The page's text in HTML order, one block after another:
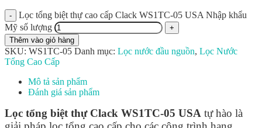
Lọc tổng biệt thự cao cấp Clack WS1TC-05 USA Nhập khẩu
Mỹ số lượng
Thêm vào giỏ hàng
SKU: WS1TC-05 Danh mục: Lọc nước đầu nguồn, Lọc Nước
Tổng Cao Cấp
Mô tả sản phẩm
Đánh giá sản phẩm
Lọc tổng biệt thự Clack WS1TC-05 USA tự hào là